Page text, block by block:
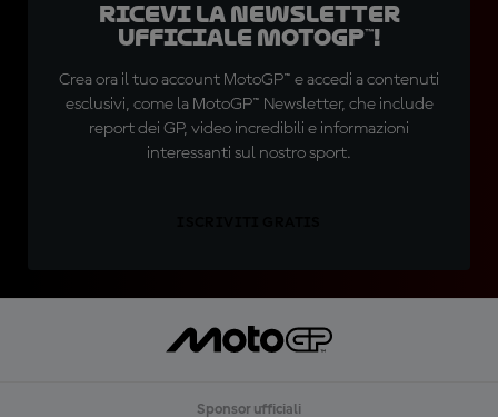
Ricevi la newsletter
ufficiale MotoGP™!
Crea ora il tuo account MotoGP™ e accedi a contenuti
esclusivi, come la MotoGP™ Newsletter, che include
report dei GP, video incredibili e informazioni
interessanti sul nostro sport.
Sponsor ufficiali